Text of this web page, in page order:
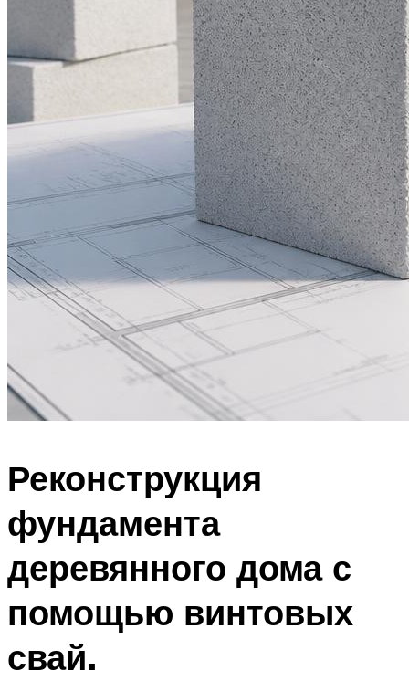
Реконструкция
фундамента
деревянного дома с
помощью винтовых
свай.